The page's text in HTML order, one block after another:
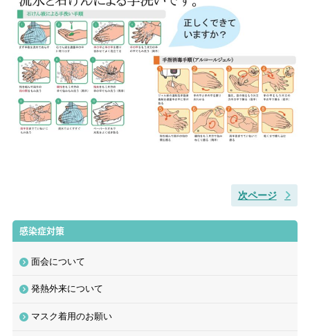
看護部
レシピ・広報誌
医療関係者の方へ
アクセス
高知県高知市薊野北町２丁目10番53号
☎088-826-5511
次ページ
感染症対策
面会について
発熱外来について
マスク着用のお願い